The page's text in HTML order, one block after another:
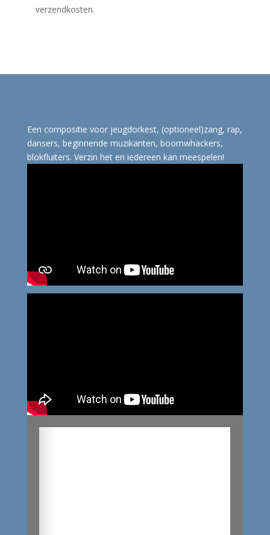
verzendkosten.
Een compositie voor jeugdorkest, (optioneel)zang, rap,
dansers, beginnende muzikanten, boomwhackers,
blokfluiters. Verzin het en iedereen kan meespelen!